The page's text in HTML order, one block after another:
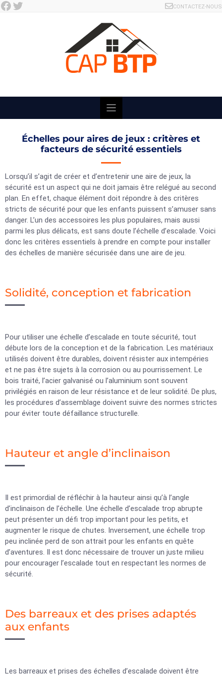
Skip
Facebook Twitter CONTACTEZ-NOUS
Échelles pour aires de jeux : critères et
facteurs de sécurité essentiels
Lorsqu’il s’agit de créer et d’entretenir une aire de jeux, la
sécurité est un aspect qui ne doit jamais être relégué au second
plan. En effet, chaque élément doit répondre à des critères
stricts de sécurité pour que les enfants puissent s’amuser sans
danger. L’un des accessoires les plus populaires, mais aussi
parmi les plus délicats, est sans doute l’échelle d’escalade. Voici
donc les critères essentiels à prendre en compte pour installer
des échelles de manière sécurisée dans une aire de jeu.
Solidité, conception et fabrication
Pour utiliser une échelle d’escalade en toute sécurité, tout
débute lors de la conception et de la fabrication. Les matériaux
utilisés doivent être durables, doivent résister aux intempéries
et ne pas être sujets à la corrosion ou au pourrissement. Le
bois traité, l’acier galvanisé ou l’aluminium sont souvent
privilégiés en raison de leur résistance et de leur solidité. De plus,
les procédures d’assemblage doivent suivre des normes strictes
pour éviter toute défaillance structurelle.
Hauteur et angle d’inclinaison
Il est primordial de réfléchir à la hauteur ainsi qu’à l’angle
d’inclinaison de l’échelle. Une échelle d’escalade trop abrupte
peut présenter un défi trop important pour les petits, et
augmenter le risque de chutes. Inversement, une échelle trop
peu inclinée perd de son attrait pour les enfants en quête
d’aventures. Il est donc nécessaire de trouver un juste milieu
pour encourager l’escalade tout en respectant les normes de
sécurité.
Des barreaux et des prises adaptés
aux enfants
Les barreaux et prises des échelles d’escalade doivent être